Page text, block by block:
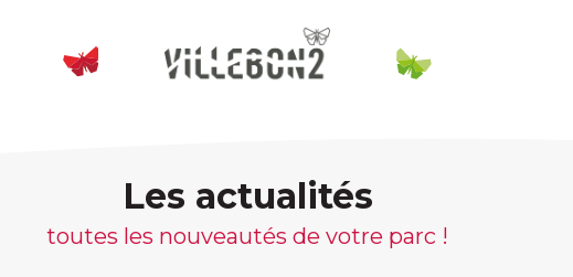
Les actualités
toutes les nouveautés de votre parc !